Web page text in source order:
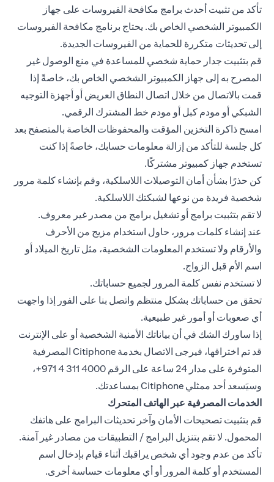
تأكد من تثبيت أحدث برامج مكافحة الفيروسات على جهاز
الكمبيوتر الشخصي الخاص بك. يحتاج برنامج مكافحة الفيروسات
إلى تحديثات متكررة للحماية من الفيروسات الجديدة.
قم بتثبيت جدار حماية شخصي للمساعدة في منع الوصول غير
المصرح به إلى جهاز الكمبيوتر الشخصي الخاص بك، خاصةً إذا
قمت بالاتصال من خلال اتصال النطاق العريض أو أجهزة التوجيه
الشبكي أو مودم كبل أو مودم خط المشترك الرقمي.
امسح ذاكرة التخزين المؤقت والمحفوظات الخاصة بالمتصفح بعد
كل جلسة للتأكد من إزالة معلومات حسابك، خاصةً إذا كنت
تستخدم جهاز كمبيوتر مشتركًا.
كن حذرًا بشأن أمان التوصيلات اللاسلكية، وقم بإنشاء كلمة مرور
شخصية فريدة من نوعها لشبكتك اللاسلكية.
لا تقم بتثبيت برامج أو تشغيل برامج من مصدر غير معروف.
عند إنشاء كلمات مرور، حاول استخدام مزيج من الأحرف
والأرقام ولا تستخدم المعلومات الشخصية، مثل تاريخ الميلاد أو
اسم الأم قبل الزواج.
لا تستخدم نفس كلمة المرور لجميع حساباتك.
تحقق من حساباتك بشكل منتظم واتصل بنا على الفور إذا واجهت
أي صعوبات أو أمور غير طبيعية.
إذا ساورك الشك في أن بياناتك الأمنية الشخصية أو على الإنترنت
قد تم اختراقها، فيرجى الاتصال بخدمة Citiphone المصرفية
المتوفرة على مدار 24 ساعة على الرقم ‎+971 4 311 4000،
وسيَسعد أحد ممثلي Citiphone بمساعدتك.
الخدمات المصرفية عبر الهاتف المتحرك
قم بتثبيت تصحيحات الأمان وآخر تحديثات البرامج على هاتفك
المحمول. لا تقم بتنزيل البرامج / التطبيقات من مصادر غير آمنة.
تأكد من عدم وجود أي شخص يراقبك أثناء قيام بإدخال اسم
المستخدم أو كلمة المرور أو أي معلومات حساسة أخرى.